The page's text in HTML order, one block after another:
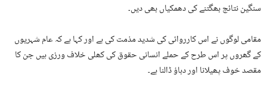
سنگین نتائج بھگتنے کی دھمکیاں بھی دیں۔
مقامی لوگوں نے اس کارروائی کی شدید مذمت کی ہے اور کہا ہے کہ عام شہریوں
کے گھروں پر اس طرح کے حملے انسانی حقوق کی کھلی خلاف ورزی ہیں جن کا
مقصد خوف پھیلانا اور دباؤ ڈالنا ہے۔